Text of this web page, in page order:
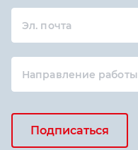
Эл. почта
Направление работы
Подписаться